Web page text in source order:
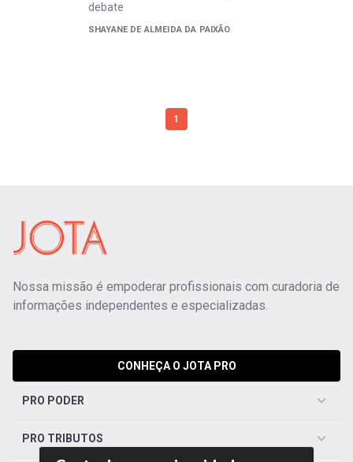
debate
SHAYANE DE ALMEIDA DA PAIXÃO
1
Nossa missão é empoderar profissionais com curadoria de
informações independentes e especializadas.
CONHEÇA O JOTA PRO
PRO PODER
PRO TRIBUTOS